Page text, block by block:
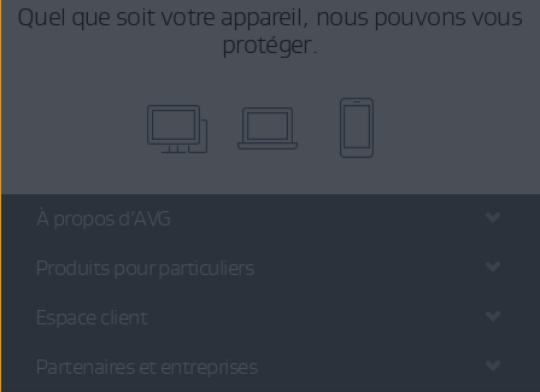
Quel que soit votre appareil, nous pouvons vous
protéger.
À propos d’AVG
Produits pour particuliers
Espace client
Partenaires et entreprises